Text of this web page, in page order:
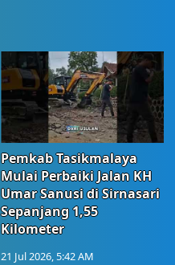
Pemkab Tasikmalaya
Mulai Perbaiki Jalan KH
Umar Sanusi di Sirnasari
Sepanjang 1,55
Kilometer
21 Jul 2026, 5:42 AM